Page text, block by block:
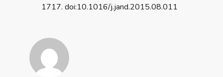
1717. doi:10.1016/j.jand.2015.08.011